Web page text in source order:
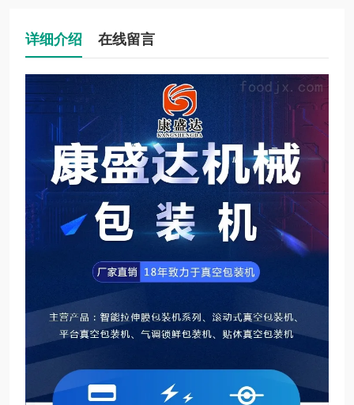
详细介绍 在线留言